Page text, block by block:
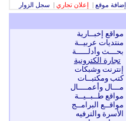
إضافة موقع | إعلان تجاري | سجل الزوار
مواقع إخبــارية
منتديات عربيــة
بحـــث وأدلـــــة
تجارة الكترونية
إنترنت وشبكات
كتب ومكتبــات
مـــال وأعمــــال
مواقع طــبــيــة
مواقــع البرامــج
الأسرة والترفيه